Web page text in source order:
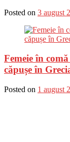
Posted on 3 august
Femeie în
căpușe în
Posted on 1 august